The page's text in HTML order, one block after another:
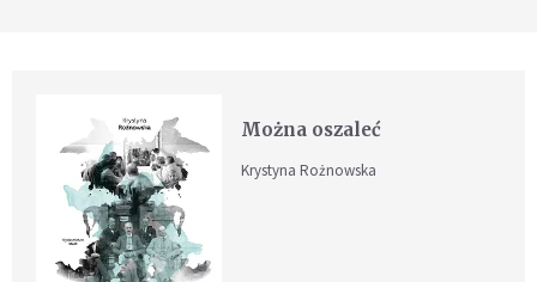
Można oszaleć
Krystyna Rożnowska